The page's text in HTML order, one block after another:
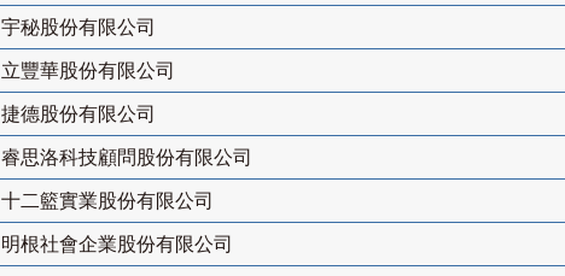
宇秘股份有限公司
立豐華股份有限公司
捷德股份有限公司
睿思洛科技顧問股份有限公司
十二籃實業股份有限公司
明根社會企業股份有限公司